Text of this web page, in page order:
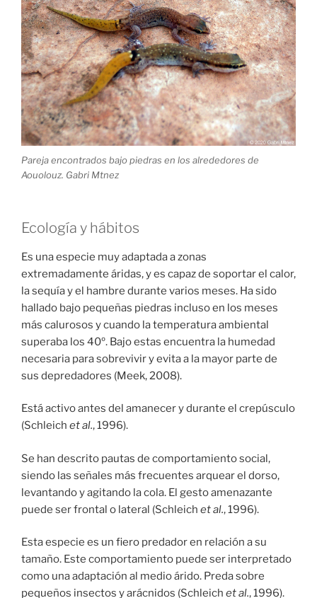
Pareja encontrados bajo piedras en los alrededores de
Aouolouz. Gabri Mtnez
Ecología y hábitos
Es una especie muy adaptada a zonas
extremadamente áridas, y es capaz de soportar el calor,
la sequía y el hambre durante varios meses. Ha sido
hallado bajo pequeñas piedras incluso en los meses
más calurosos y cuando la temperatura ambiental
superaba los 40º. Bajo estas encuentra la humedad
necesaria para sobrevivir y evita a la mayor parte de
sus depredadores (Meek, 2008).
Está activo antes del amanecer y durante el crepúsculo
(Schleich et al., 1996).
Se han descrito pautas de comportamiento social,
siendo las señales más frecuentes arquear el dorso,
levantando y agitando la cola. El gesto amenazante
puede ser frontal o lateral (Schleich et al., 1996).
Esta especie es un fiero predador en relación a su
tamaño. Este comportamiento puede ser interpretado
como una adaptación al medio árido. Preda sobre
pequeños insectos y arácnidos (Schleich et al., 1996).